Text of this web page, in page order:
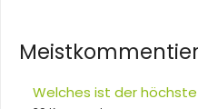
Welches ist der höchste